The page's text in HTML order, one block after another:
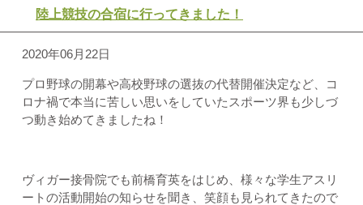
陸上競技の合宿に行ってきました！
2020年06月22日
プロ野球の開幕や高校野球の選抜の代替開催決定など、コ
ロナ禍で本当に苦しい思いをしていたスポーツ界も少しづ
つ動き始めてきましたね！
ヴィガー接骨院でも前橋育英をはじめ、様々な学生アスリ
ートの活動開始の知らせを聞き、笑顔も見られてきたので